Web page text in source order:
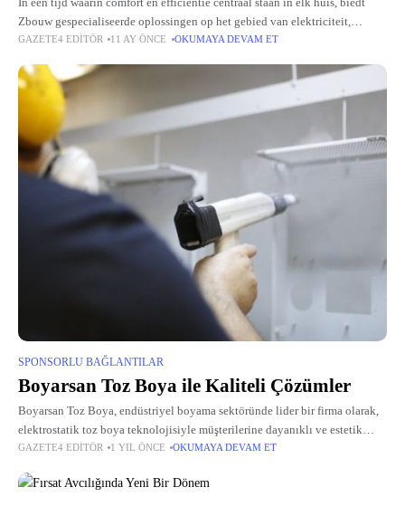
In een tijd waarin comfort en efficiëntie centraal staan in elk huis, biedt
Zbouw gespecialiseerde oplossingen op het gebied van elektriciteit,
sanitair en verwarming. Als betrouwbare vakman in de bouwsector
GAZETE4 EDITÖR 11 AY ÖNCE OKUMAYA DEVAM ET
SPONSORLU BAĞLANTILAR
Boyarsan Toz Boya ile Kaliteli Çözümler
Boyarsan Toz Boya, endüstriyel boyama sektöründe lider bir firma olarak,
elektrostatik toz boya teknolojisiyle müşterilerine dayanıklı ve estetik
çözümler sunmaktadır. Yılların getirdiği deneyimle, metal yüzeylerde
GAZETE4 EDITÖR 1 YIL ÖNCE OKUMAYA DEVAM ET